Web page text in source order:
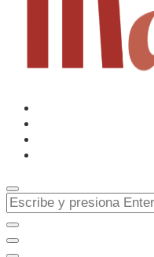
Un espacio editorial
muchos sentimos y
donde también
conmueven, me
¿Buscas
algo?